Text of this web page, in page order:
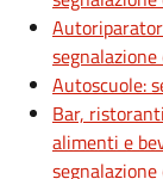
Autoscuole:
Bar,
alimenti e